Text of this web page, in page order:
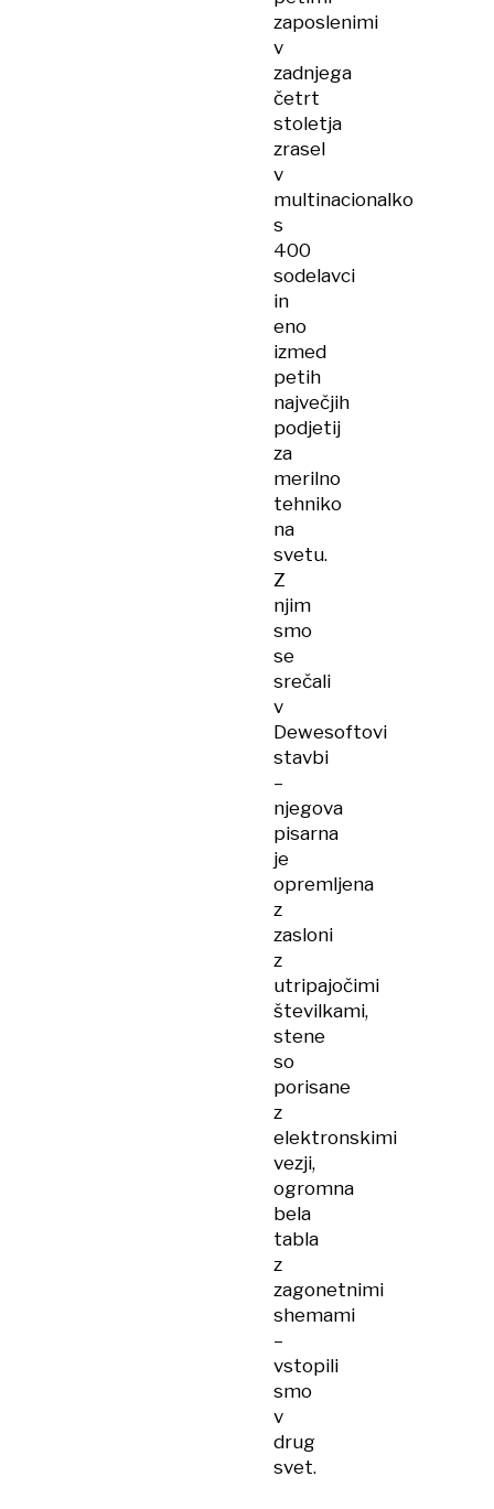
zaposlenimi
v
zadnjega
četrt
stoletja
zrasel
v
multinacionalko
s
400
sodelavci
in
eno
izmed
petih
največjih
podjetij
za
merilno
tehniko
na
svetu.
Z
njim
smo
se
srečali
v
Dewesoftovi
stavbi
–
njegova
pisarna
je
opremljena
z
zasloni
z
utripajočimi
številkami,
stene
so
porisane
z
elektronskimi
vezji,
ogromna
bela
tabla
z
zagonetnimi
shemami
–
vstopili
smo
v
drug
svet.